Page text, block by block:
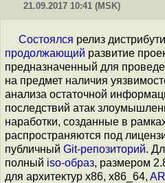
21.09.2017 10:41 (MSK)
Состоялся релиз
продолжающий развитие
предназначенный для
на предмет наличия
анализа остаточной
последствий атак
наработки, созданные в
распространяются под
публичный Git-репозиторий.
полный iso-образ, размером
для архитектур x86, x86_64,